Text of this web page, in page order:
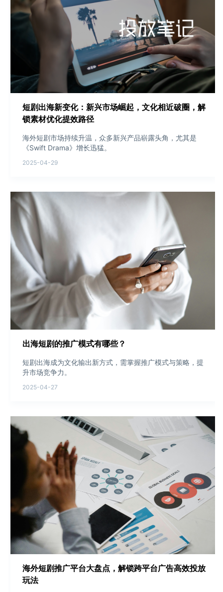
短剧出海新变化：新兴市场崛起，文化相近破圈，解
锁素材优化提效路径
海外短剧市场持续升温，众多新兴产品崭露头角，尤其是
《Swift Drama》增长迅猛。
2025-04-29
出海短剧的推广模式有哪些？
短剧出海成为文化输出新方式，需掌握推广模式与策略，提
升市场竞争力。
2025-04-27
海外短剧推广平台大盘点，解锁跨平台广告高效投放
玩法